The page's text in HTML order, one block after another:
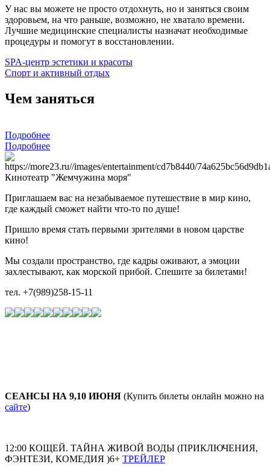
У нас вы можете не просто отдохнуть, но и заняться своим
здоровьем, на что раньше, возможно, не хватало времени.
Лучшие медицинские специалисты назначат необходимые
процедуры и помогут в восстановлении.
SPA-центр эстетики и красоты
Спорт и активный отдых
Чем заняться
Подробнее
Подробнее
Кинотеатр "Жемчужина моря"
Приглашаем вас на незабываемое путешествие в мир кино,
где каждый сможет найти что-то по душе!
Пришло время стать первыми зрителями в новом царстве
кино!
Мы создали пространство, где кадры оживают, а эмоции
захлестывают, как морской прибой. Спешите за билетами!
тел. +7(989)258-15-11
СЕАНСЫ НА 9,10 ИЮНЯ (Купить билеты онлайн можно на
сайте)
12:00 КОЩЕЙ. ТАЙНА ЖИВОЙ ВОДЫ (ПРИКЛЮЧЕНИЯ,
ФЭНТЕЗИ, КОМЕДИЯ )6+ ТРЕЙЛЕР